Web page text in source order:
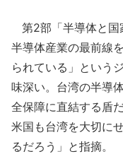
第2部「半導体と国
半導体産業の最前線
られている」という
味深い。台湾の半導
全保障に直結する盾
米国も台湾を大切に
るだろう」と指摘。